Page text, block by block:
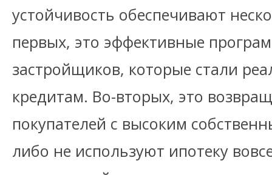
устойчивость обеспечивают
первых, это эффективные
застройщиков, которые стали
кредитам. Во-вторых, это
покупателей с высоким
либо не используют ипотеку